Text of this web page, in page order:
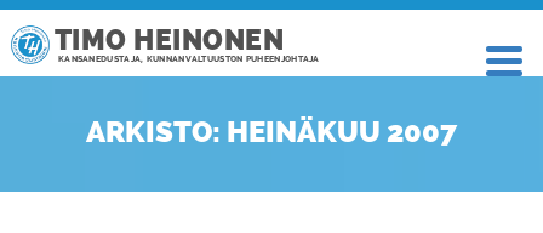
TIMO HEINONEN
KANSANEDUSTAJA, KUNNANVALTUUSTON PUHEENJOHTAJA
ARKISTO: HEINÄKUU 2007